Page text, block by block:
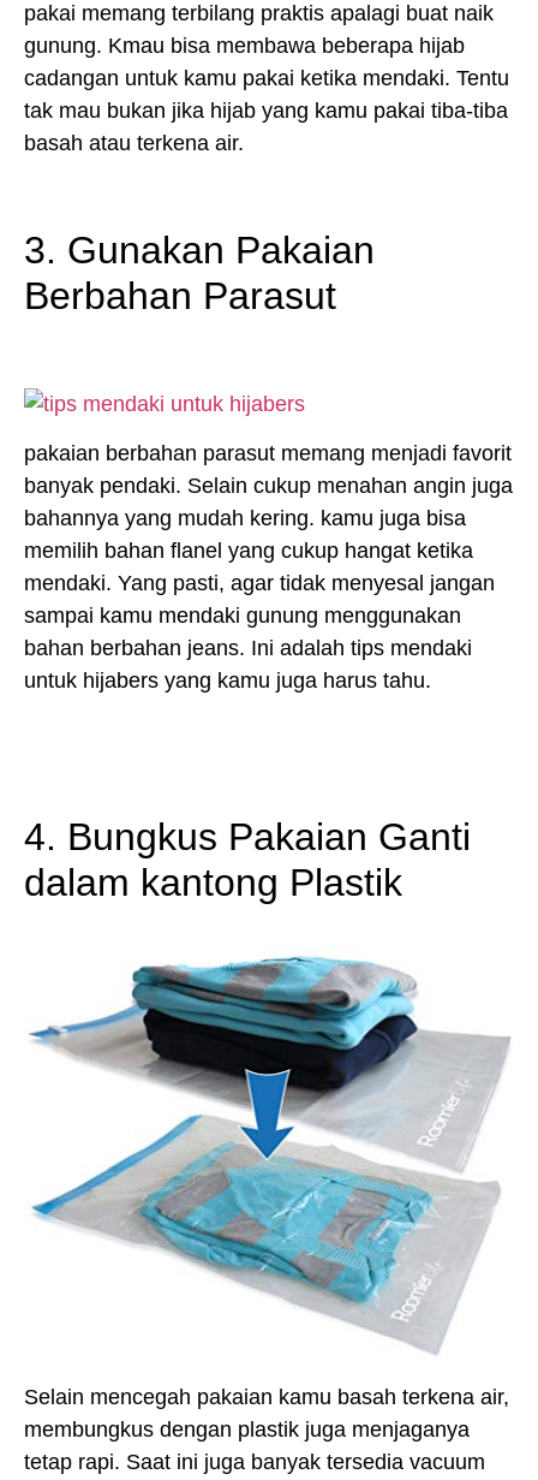
pakai memang terbilang praktis apalagi buat naik
gunung. Kmau bisa membawa beberapa hijab
cadangan untuk kamu pakai ketika mendaki. Tentu
tak mau bukan jika hijab yang kamu pakai tiba-tiba
basah atau terkena air.
3. Gunakan Pakaian
Berbahan Parasut
pakaian berbahan parasut memang menjadi favorit
banyak pendaki. Selain cukup menahan angin juga
bahannya yang mudah kering. kamu juga bisa
memilih bahan flanel yang cukup hangat ketika
mendaki. Yang pasti, agar tidak menyesal jangan
sampai kamu mendaki gunung menggunakan
bahan berbahan jeans. Ini adalah tips mendaki
untuk hijabers yang kamu juga harus tahu.
4. Bungkus Pakaian Ganti
dalam kantong Plastik
Selain mencegah pakaian kamu basah terkena air,
membungkus dengan plastik juga menjaganya
tetap rapi. Saat ini juga banyak tersedia vacuum